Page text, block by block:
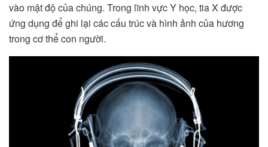
vào mật độ của chúng. Trong lĩnh vực Y học, tia X được
ứng dụng để ghi lại các cấu trúc và hình ảnh của hương
trong cơ thể con người.